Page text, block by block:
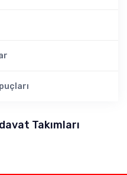
Takımları